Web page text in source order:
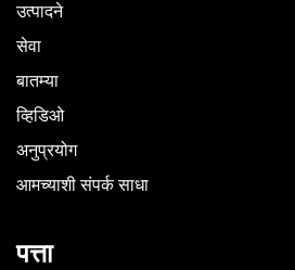
उत्पादने
सेवा
बातम्या
व्हिडिओ
अनुप्रयोग
आमच्याशी संपर्क साधा
पत्ता